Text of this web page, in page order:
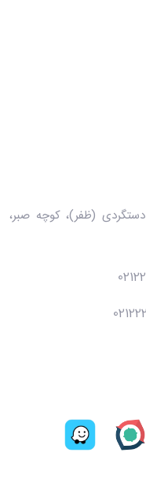
دستگردی (ظفر)، کوچه صبر،